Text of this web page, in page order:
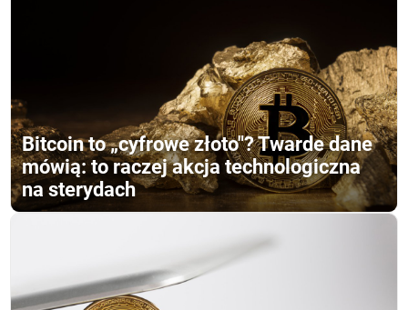
Bitcoin to „cyfrowe złoto"? Twarde dane
mówią: to raczej akcja technologiczna
na sterydach